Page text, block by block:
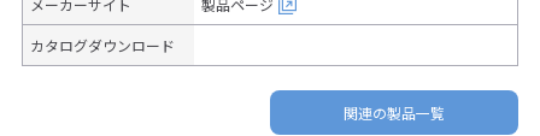
メーカーサイト 製品ページ
カタログダウンロード
関連の製品一覧